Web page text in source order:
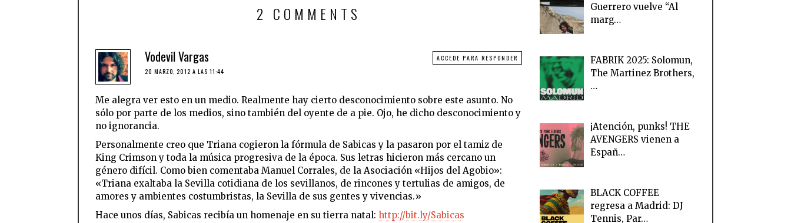
2 COMMENTS
Vodevil Vargas
20 MARZO, 2012 A LAS 11:44
Me alegra ver esto en un medio. Realmente hay cierto desconocimiento sobre este asunto. No
sólo por parte de los medios, sino también del oyente de a pie. Ojo, he dicho desconocimiento y
no ignorancia.
Personalmente creo que Triana cogieron la fórmula de Sabicas y la pasaron por el tamiz de
King Crimson y toda la música progresiva de la época. Sus letras hicieron más cercano un
género difícil. Como bien comentaba Manuel Corrales, de la Asociación «Hijos del Agobio»:
«Triana exaltaba la Sevilla cotidiana de los sevillanos, de rincones y tertulias de amigos, de
amores y ambientes costumbristas, la Sevilla de sus gentes y vivencias.»
Hace unos días, Sabicas recibía un homenaje en su tierra natal: http://bit.ly/Sabicas
ACCEDE PARA RESPONDER
Guerrero vuelve “Al
marg…
FABRIK 2025: Solomun,
The Martinez Brothers,
…
¡Atención, punks! THE
AVENGERS vienen a
Españ…
BLACK COFFEE
regresa a Madrid: DJ
Tennis, Par…